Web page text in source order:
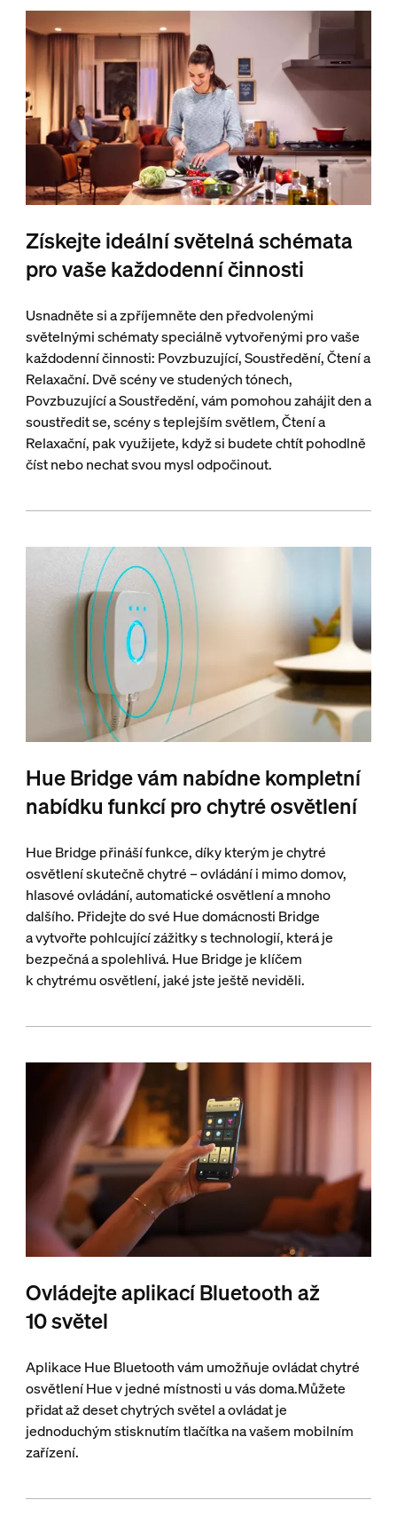
Získejte ideální světelná schémata
pro vaše každodenní činnosti
Usnadněte si a zpříjemněte den předvolenými
světelnými schématy speciálně vytvořenými pro vaše
každodenní činnosti: Povzbuzující, Soustředění, Čtení a
Relaxační. Dvě scény ve studených tónech,
Povzbuzující a Soustředění, vám pomohou zahájit den a
soustředit se, scény s teplejším světlem, Čtení a
Relaxační, pak využijete, když si budete chtít pohodlně
číst nebo nechat svou mysl odpočinout.
Hue Bridge vám nabídne kompletní
nabídku funkcí pro chytré osvětlení
Hue Bridge přináší funkce, díky kterým je chytré
osvětlení skutečně chytré – ovládání i mimo domov,
hlasové ovládání, automatické osvětlení a mnoho
dalšího. Přidejte do své Hue domácnosti Bridge
a vytvořte pohlcující zážitky s technologií, která je
bezpečná a spolehlivá. Hue Bridge je klíčem
k chytrému osvětlení, jaké jste ještě neviděli.
Ovládejte aplikací Bluetooth až
10 světel
Aplikace Hue Bluetooth vám umožňuje ovládat chytré
osvětlení Hue v jedné místnosti u vás doma.Můžete
přidat až deset chytrých světel a ovládat je
jednoduchým stisknutím tlačítka na vašem mobilním
zařízení.